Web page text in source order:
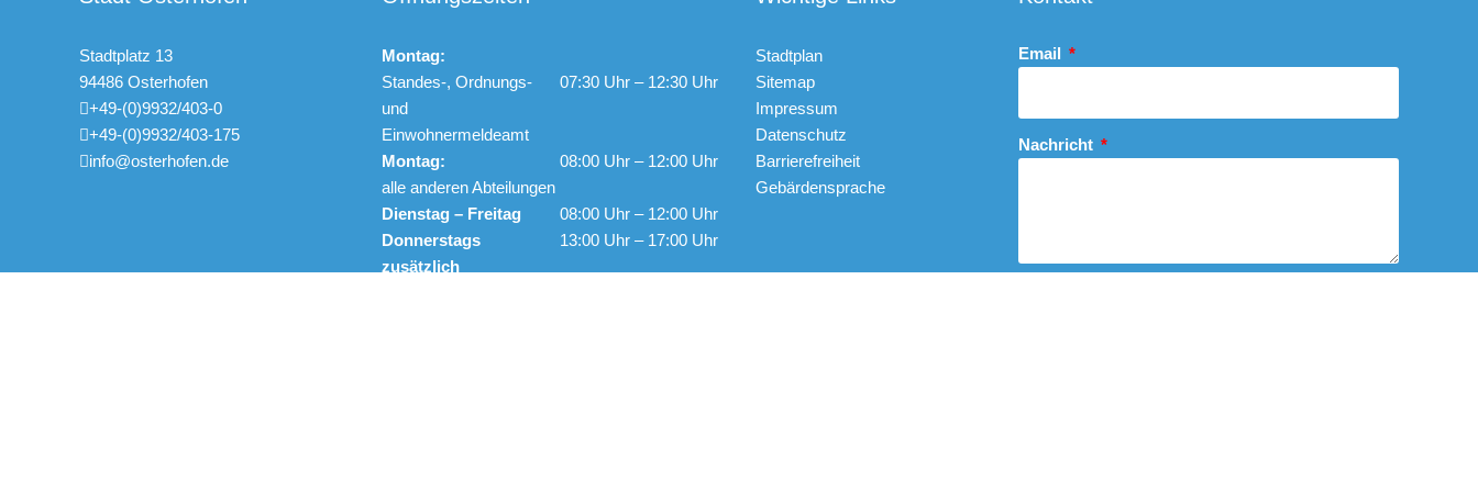
Stadtplatz 13
94486 Osterhofen
+49-(0)9932/403-0
+49-(0)9932/403-175
info@osterhofen.de
Montag:
Standes-, Ordnungs-
und
Einwohnermeldeamt
07:30 Uhr – 12:30 Uhr
Montag:
alle anderen Abteilungen
08:00 Uhr – 12:00 Uhr
Dienstag – Freitag
08:00 Uhr – 12:00 Uhr
Donnerstags
zusätzlich
13:00 Uhr – 17:00 Uhr
Stadtplan
Sitemap
Impressum
Datenschutz
Barrierefreiheit
Gebärdensprache
Email
Nachricht